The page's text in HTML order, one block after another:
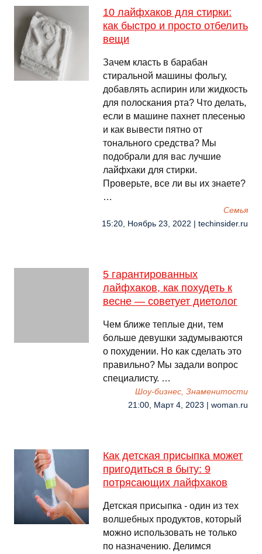
10 лайфхаков для стирки:
как быстро и просто отбелить
вещи
Зачем класть в барабан
стиральной машины фольгу,
добавлять аспирин или жидкость
для полоскания рта? Что делать,
если в машине пахнет плесенью
и как вывести пятно от
тонального средства? Мы
подобрали для вас лучшие
лайфхаки для стирки.
Проверьте, все ли вы их знаете?
…
Семья
15:20, Ноябрь 23, 2022 | techinsider.ru
5 гарантированных
лайфхаков, как похудеть к
весне — советует диетолог
Чем ближе теплые дни, тем
больше девушки задумываются
о похудении. Но как сделать это
правильно? Мы задали вопрос
специалисту. …
Шоу-бизнес, Знаменитости
21:00, Март 4, 2023 | woman.ru
Как детская присыпка может
пригодиться в быту: 9
потрясающих лайфхаков
Детская присыпка - один из тех
волшебных продуктов, который
можно использовать не только
по назначению. Делимся